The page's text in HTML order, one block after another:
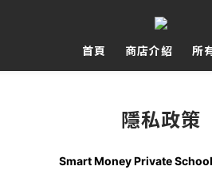
首頁
商店介紹 所
隱私政策
Smart Money Private School